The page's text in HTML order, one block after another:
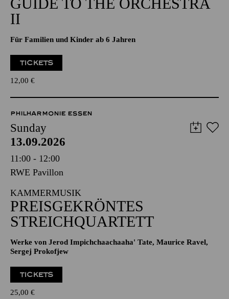
II
Für Familien und Kinder ab 6 Jahren
TICKETS
12,00 €
PHILHARMONIE ESSEN
Sunday
13.09.2026
11:00 - 12:00
RWE Pavillon
KAMMERMUSIK
PREISGEKRÖNTES
STREICHQUARTETT
Werke von Jerod Impichchaachaaha' Tate, Maurice Ravel,
Sergej Prokofjew
TICKETS
25,00 €